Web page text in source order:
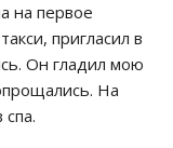
на первое
пригласил в
Он гладил мою
На